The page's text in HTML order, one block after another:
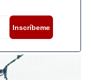
Inscríbeme